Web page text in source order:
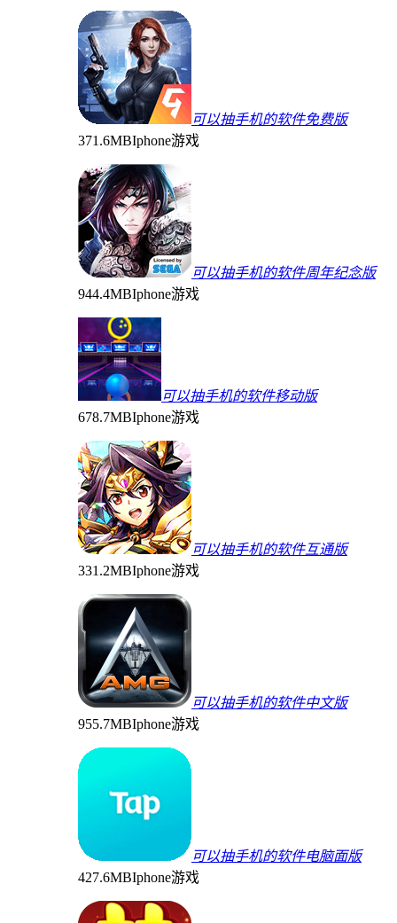
可以抽手机的软件免费版
371.6MBIphone游戏
可以抽手机的软件周年纪念版
944.4MBIphone游戏
可以抽手机的软件移动版
678.7MBIphone游戏
可以抽手机的软件互通版
331.2MBIphone游戏
可以抽手机的软件中文版
955.7MBIphone游戏
可以抽手机的软件电脑面版
427.6MBIphone游戏